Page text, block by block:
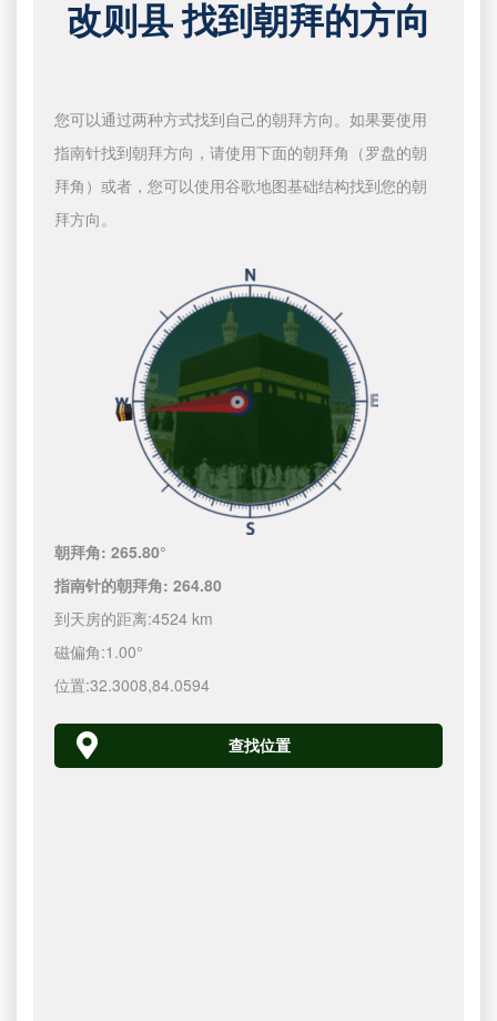
改则县 找到朝拜的方向
您可以通过两种方式找到自己的朝拜方向。如果要使用
指南针找到朝拜方向，请使用下面的朝拜角（罗盘的朝
拜角）或者，您可以使用谷歌地图基础结构找到您的朝
拜方向。
朝拜角:265.80°
指南针的朝拜角:264.80
到天房的距离:4524 km
磁偏角:1.00°
位置:32.3008,84.0594
查找位置